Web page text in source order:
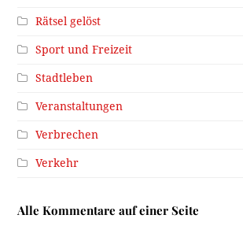
Rätsel gelöst
Sport und Freizeit
Stadtleben
Veranstaltungen
Verbrechen
Verkehr
Alle Kommentare auf einer Seite